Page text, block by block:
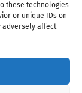
these technologies
or unique IDs on
adversely affect